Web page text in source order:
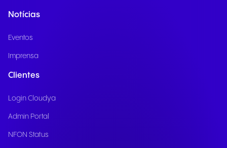
Notícias
Eventos
Imprensa
Clientes
Login Cloudya
Admin Portal
NFON Status